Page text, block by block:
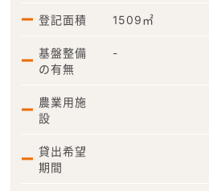
登記面積 1509㎡
基盤整備
の有無
-
農業用施
設
貸出希望
期間